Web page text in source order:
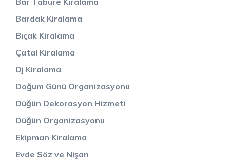
Bardak Kiralama
Bıçak Kiralama
Çatal Kiralama
Dj Kiralama
Doğum Günü Organizasyonu
Düğün Dekorasyon Hizmeti
Düğün Organizasyonu
Ekipman Kiralama
Evde Söz ve Nişan